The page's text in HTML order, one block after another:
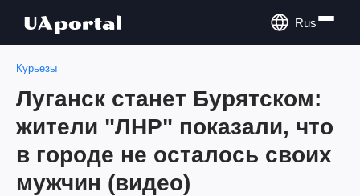
Rus
Курьезы
Луганск станет Бурятском:
жители "ЛНР" показали, что
в городе не осталось своих
мужчин (видео)